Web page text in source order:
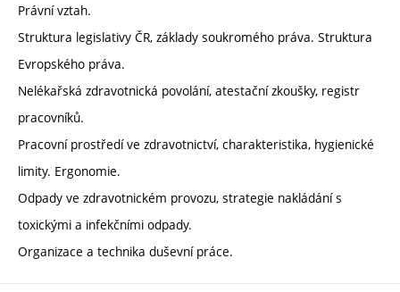
Právní vztah.
Struktura legislativy ČR, základy soukromého práva. Struktura
Evropského práva.
Nelékařská zdravotnická povolání, atestační zkoušky, registr
pracovníků.
Pracovní prostředí ve zdravotnictví, charakteristika, hygienické
limity. Ergonomie.
Odpady ve zdravotnickém provozu, strategie nakládání s
toxickými a infekčními odpady.
Organizace a technika duševní práce.